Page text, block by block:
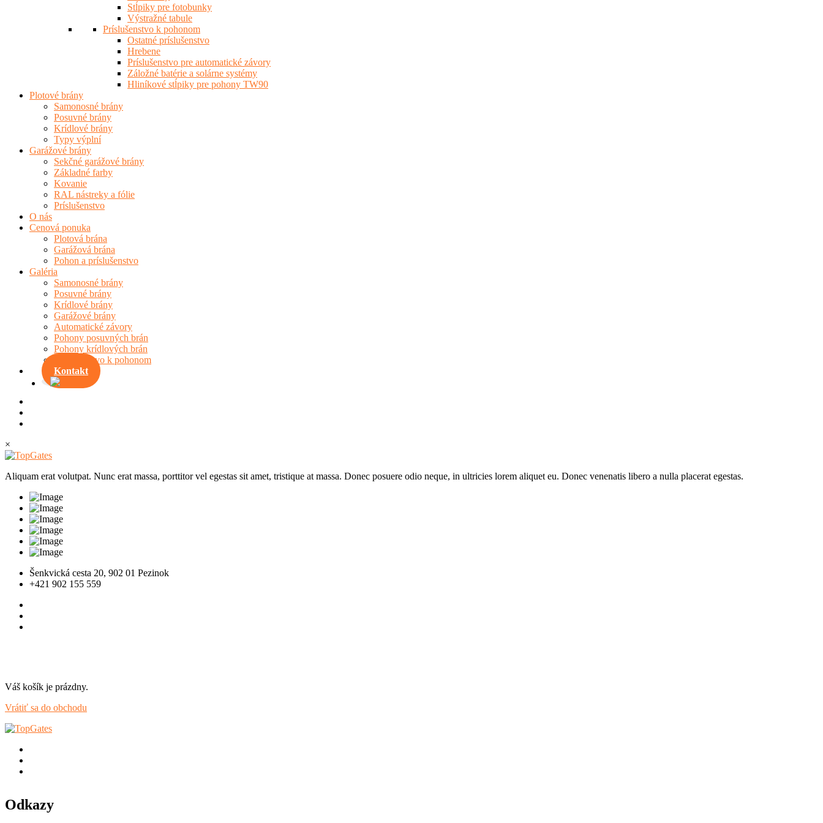
Stĺpiky pre fotobunky
Výstražné tabule
Príslušenstvo k pohonom
Ostatné príslušenstvo
Hrebene
Príslušenstvo pre automatické závory
Záložné batérie a solárne systémy
Hliníkové stĺpiky pre pohony TW90
Plotové brány
Samonosné brány
Posuvné brány
Krídlové brány
Typy výplní
Garážové brány
Sekčné garážové brány
Základné farby
Kovanie
RAL nástreky a fólie
Príslušenstvo
O nás
Cenová ponuka
Plotová brána
Garážová brána
Pohon a príslušenstvo
Galéria
Samonosné brány
Posuvné brány
Krídlové brány
Garážové brány
Automatické závory
Pohony posuvných brán
Pohony krídlových brán
Príslušenstvo k pohonom
Kontakt
×
Aliquam erat volutpat. Nunc erat massa, porttitor vel egestas sit amet, tristique at massa. Donec posuere odio neque, in ultricies lorem aliquet eu. Donec venenatis libero a nulla placerat egestas.
Šenkvická cesta 20, 902 01 Pezinok
+421 902 155 559
Váš košík je prázdny.
Vrátiť sa do obchodu
Odkazy